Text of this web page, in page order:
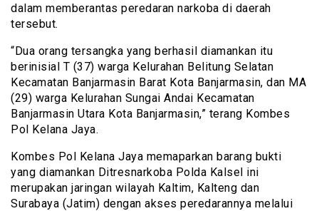
dalam memberantas peredaran narkoba di daerah
tersebut.
“Dua orang tersangka yang berhasil diamankan itu
berinisial T (37) warga Kelurahan Belitung Selatan
Kecamatan Banjarmasin Barat Kota Banjarmasin, dan MA
(29) warga Kelurahan Sungai Andai Kecamatan
Banjarmasin Utara Kota Banjarmasin,” terang Kombes
Pol Kelana Jaya.
Kombes Pol Kelana Jaya memaparkan barang bukti
yang diamankan Ditresnarkoba Polda Kalsel ini
merupakan jaringan wilayah Kaltim, Kalteng dan
Surabaya (Jatim) dengan akses peredarannya melalui